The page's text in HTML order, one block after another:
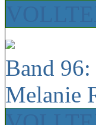
Band 96:
Melanie